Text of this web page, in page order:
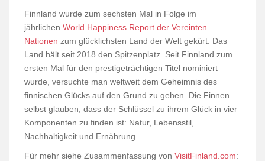
Finnland wurde zum sechsten Mal in Folge im
jährlichen World Happiness Report der Vereinten
Nationen zum glücklichsten Land der Welt gekürt. Das
Land hält seit 2018 den Spitzenplatz. Seit Finnland zum
ersten Mal für den prestigeträchtigen Titel nominiert
wurde, versuchte man weltweit dem Geheimnis des
finnischen Glücks auf den Grund zu gehen. Die Finnen
selbst glauben, dass der Schlüssel zu ihrem Glück in vier
Komponenten zu finden ist: Natur, Lebensstil,
Nachhaltigkeit und Ernährung.
Für mehr siehe Zusammenfassung von VisitFinland.com: